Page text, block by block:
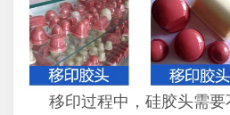
移印过程中，硅胶头需